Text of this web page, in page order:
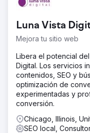
Luna Vista
Mejora tu sitio web
Libera el potencial
Digital. Los servicios
contenidos, SEO y
optimización de
experimentadas y
conversión.
Chicago, Illinois,
SEO local,